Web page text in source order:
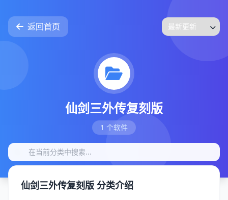
返回首页
仙剑三外传复刻版
1 个软件
仙剑三外传复刻版 分类介绍